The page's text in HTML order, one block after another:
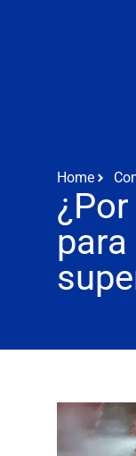
Home